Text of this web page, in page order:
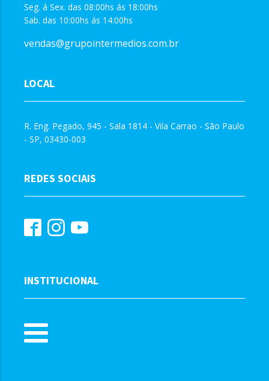
Seg. á Sex. das 08:00hs ás 18:00hs
Sab. das 10:00hs ás 14:00hs
vendas@grupointermedios.com.br
LOCAL
R. Eng. Pegado, 945 - Sala 1814 - Vila Carrao - São Paulo
- SP, 03430-003
REDES SOCIAIS
INSTITUCIONAL